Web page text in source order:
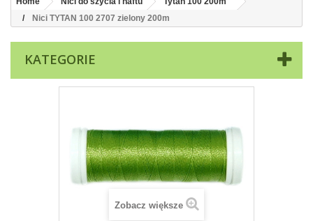
Nici TYTAN 100 2707 zielony 200m
KATEGORIE
Zobacz większe